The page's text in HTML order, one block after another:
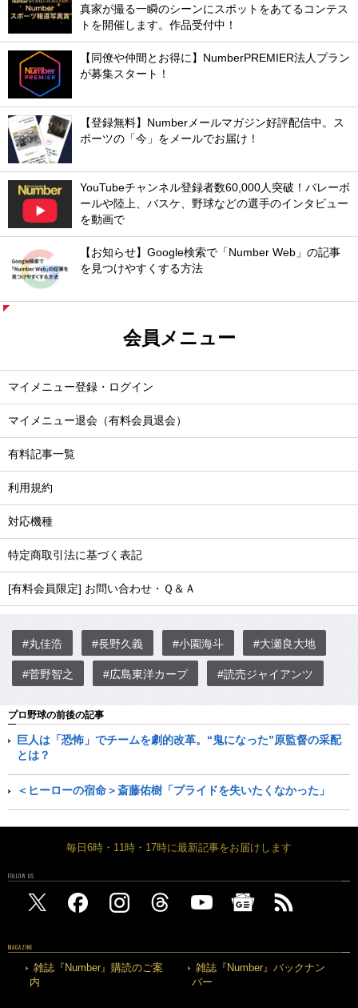
真家が撮る一瞬のシーンにスポットをあてるコンテス
トを開催します。作品受付中！
【同僚や仲間とお得に】NumberPREMIER法人プラン
が募集スタート！
【登録無料】Numberメールマガジン好評配信中。ス
ポーツの「今」をメールでお届け！
YouTubeチャンネル登録者数60,000人突破！バレーボ
ールや陸上、バスケ、野球などの選手のインタビュー
を動画で
【お知らせ】Google検索で「Number Web」の記事
を見つけやすくする方法
会員メニュー
マイメニュー登録・ログイン
マイメニュー退会（有料会員退会）
有料記事一覧
利用規約
対応機種
特定商取引法に基づく表記
[有料会員限定] お問い合わせ・Ｑ＆Ａ
#丸佳浩 #長野久義 #小園海斗 #大瀬良大地
#菅野智之 #広島東洋カープ #読売ジャイアンツ
プロ野球の前後の記事
巨人は「恐怖」でチームを劇的改革。“鬼になった”原監督の采配
とは？
＜ヒーローの宿命＞斎藤佑樹「プライドを失いたくなかった」
毎日6時・11時・17時に最新記事をお届けします
FOLLOW US
MAGAZINE
雑誌『Number』購読のご案
内
雑誌『Number』バックナン
バー